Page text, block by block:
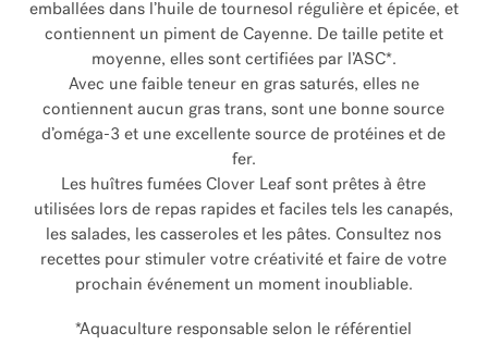
emballées dans l’huile de tournesol régulière et épicée, et
contiennent un piment de Cayenne. De taille petite et
moyenne, elles sont certifiées par l’ASC*.
Avec une faible teneur en gras saturés, elles ne
contiennent aucun gras trans, sont une bonne source
d’oméga-3 et une excellente source de protéines et de
fer.
Les huîtres fumées Clover Leaf sont prêtes à être
utilisées lors de repas rapides et faciles tels les canapés,
les salades, les casseroles et les pâtes. Consultez nos
recettes pour stimuler votre créativité et faire de votre
prochain événement un moment inoubliable.
*Aquaculture responsable selon le référentiel